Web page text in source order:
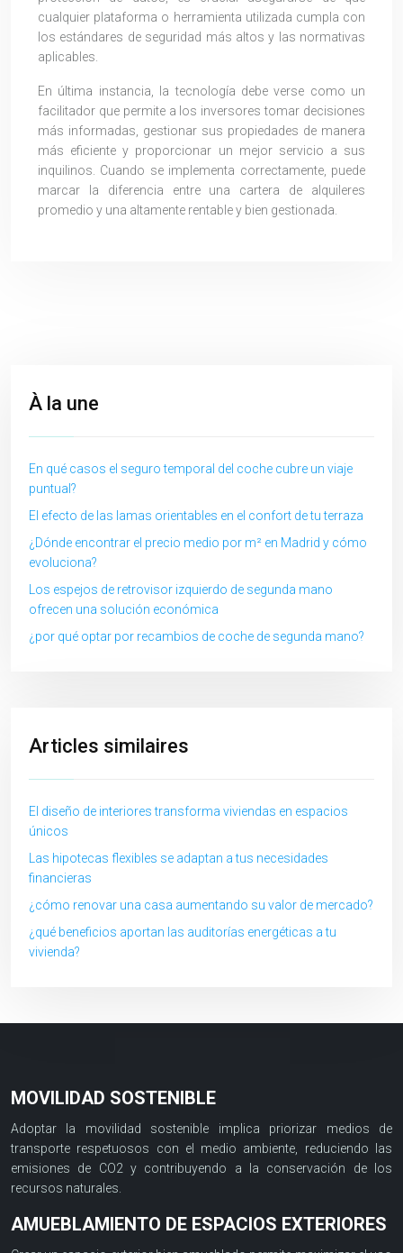
cualquier plataforma o herramienta utilizada cumpla con
los estándares de seguridad más altos y las normativas
aplicables.
En última instancia, la tecnología debe verse como un
facilitador que permite a los inversores tomar decisiones
más informadas, gestionar sus propiedades de manera
más eficiente y proporcionar un mejor servicio a sus
inquilinos. Cuando se implementa correctamente, puede
marcar la diferencia entre una cartera de alquileres
promedio y una altamente rentable y bien gestionada.
À la une
En qué casos el seguro temporal del coche cubre un viaje
puntual?
El efecto de las lamas orientables en el confort de tu terraza
¿Dónde encontrar el precio medio por m² en Madrid y cómo
evoluciona?
Los espejos de retrovisor izquierdo de segunda mano
ofrecen una solución económica
¿por qué optar por recambios de coche de segunda mano?
Articles similaires
El diseño de interiores transforma viviendas en espacios
únicos
Las hipotecas flexibles se adaptan a tus necesidades
financieras
¿cómo renovar una casa aumentando su valor de mercado?
¿qué beneficios aportan las auditorías energéticas a tu
vivienda?
MOVILIDAD SOSTENIBLE
Adoptar la movilidad sostenible implica priorizar medios de
transporte respetuosos con el medio ambiente, reduciendo las
emisiones de CO2 y contribuyendo a la conservación de los
recursos naturales.
AMUEBLAMIENTO DE ESPACIOS EXTERIORES